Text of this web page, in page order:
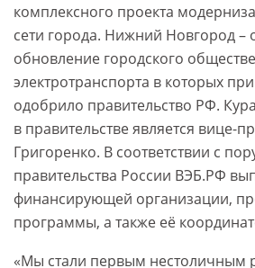
комплексного проекта
сети города. Нижний Новгород –
обновление городского
электротранспорта в которых
одобрило правительство РФ.
в правительстве является вице-
Григоренко. В соответствии с
правительства России ВЭБ.РФ
финансирующей организации,
программы, а также её
«Мы стали первым нестоличным